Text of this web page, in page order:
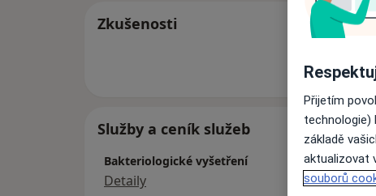
Zkušenosti
Více
o
Služby a ceník služeb
Bakteriologické vyšetření
Detaily
Přijetím
technologie)
základě
aktualizovat
souborů